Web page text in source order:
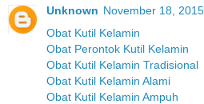
Unknown November 18,
Obat Kutil Kelamin
Obat Perontok Kutil Kelamin
Obat Kutil Kelamin Tradisional
Obat Kutil Kelamin Alami
Obat Kutil Kelamin Ampuh